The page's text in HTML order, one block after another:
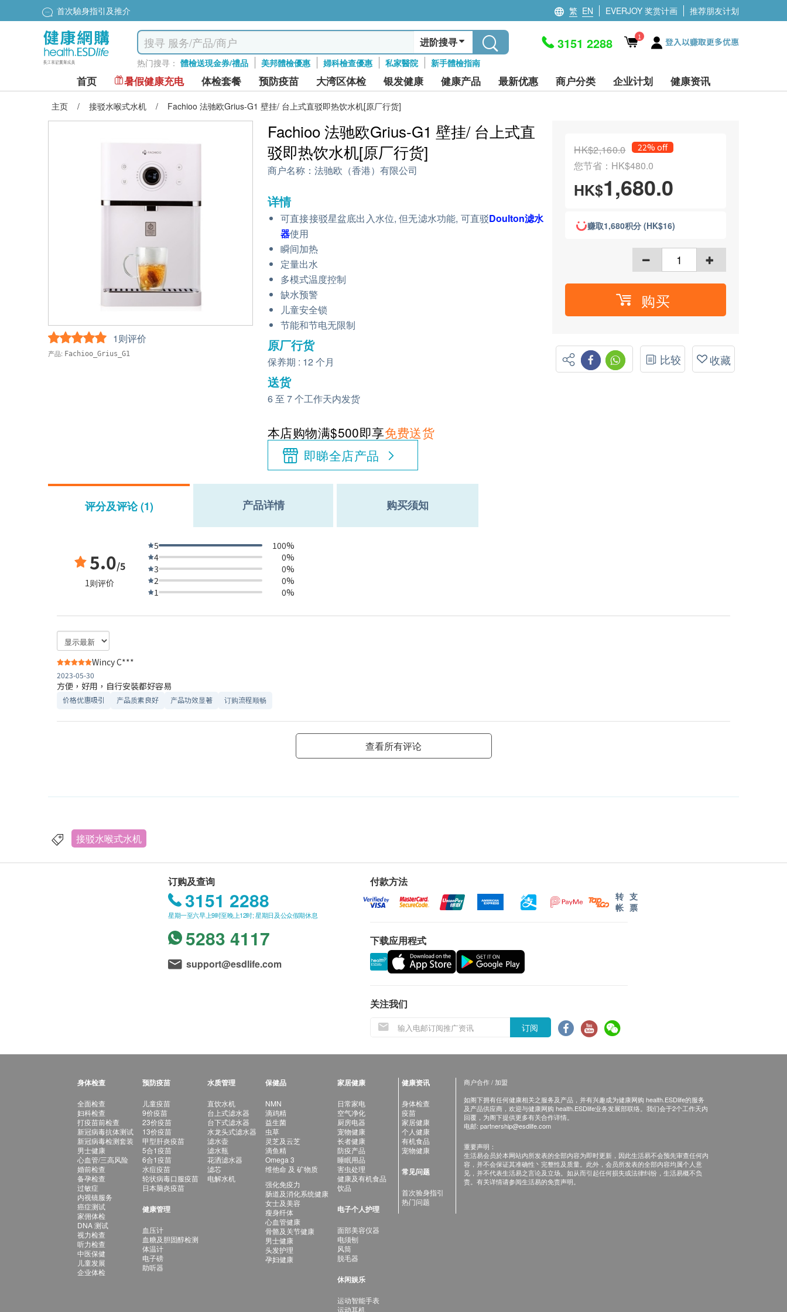
首次驗身指引及推介 繁 EN EVERJOY 奖赏计画 推荐朋友计划
进阶搜寻
热门搜寻： 體檢送現金券/禮品 美邦體檢優惠 婦科檢查優惠 私家醫院 新手體檢指南
3151 2288 1 登入以赚取更多优惠
首页 暑假健康充电 体检套餐 预防疫苗 大湾区体检 银发健康 健康产品 最新优惠 商户分类 企业计划 健康资讯
主页 / 接驳水喉式水机 / Fachioo 法驰欧Grius-G1 壁挂/ 台上式直驳即热饮水机[原厂行货]
1则评价
产品: Fachioo_Grius_G1
Fachioo 法驰欧Grius-G1 壁挂/ 台上式直
驳即热饮水机[原厂行货]
商户名称： 法驰欧（香港）有限公司
详情
可直接接驳星盆底出入水位, 但无滤水功能, 可直驳Doulton滤水
器使用
瞬间加热
定量出水
多模式温度控制
缺水预警
儿童安全锁
节能和节电无限制
原厂行货
保养期 : 12 个月
送货
6 至 7 个工作天内发货
本店购物满$500即享免费送货
即睇全店产品
HK$2,160.0 22% off
您节省：HK$480.0
HK$1,680.0
赚取1,680积分 (HK$16)
购买
比较 收藏
评分及评论 (1) 产品详情 购买须知
5.0/5
1则评价
5
100%
4
0%
3
0%
2
0%
1
0%
Wincy C***
2023-05-30
方便，好用，自行安裝都好容易
价格优惠吸引 产品质素良好 产品功效显著 订购流程顺畅
查看所有评论
接驳水喉式水机
订购及查询
3151 2288
星期一至六早上9时至晚上12时; 星期日及公众假期休息
5283 4117
support@esdlife.com
付款方法
转
帐
支
票
下载应用程式
关注我们
订阅
身体检查
全面检查
妇科检查
打疫苗前检查
新冠病毒抗体测试
新冠病毒检测套装
男士健康
心血管/三高风险
婚前检查
备孕检查
过敏症
内视镜服务
癌症测试
家佣体检
DNA 测试
视力检查
听力检查
中医保健
儿童发展
企业体检
预防疫苗
儿童疫苗
9价疫苗
23价疫苗
13价疫苗
甲型肝炎疫苗
5合1疫苗
6合1疫苗
水痘疫苗
轮状病毒口服疫苗
日本脑炎疫苗
健康管理
血压计
血糖及胆固醇检测
体温计
电子磅
助听器
水质管理
直饮水机
台上式滤水器
台下式滤水器
水龙头式滤水器
滤水壶
滤水瓶
花洒滤水器
滤芯
电解水机
保健品
NMN
滴鸡精
益生菌
虫草
灵芝及云芝
滴鱼精
Omega 3
维他命 及 矿物质
强化免疫力
肠道及消化系统健康
女士及美容
瘦身纤体
心血管健康
骨骼及关节健康
男士健康
头发护理
孕妇健康
家居健康
日常家电
空气净化
厨房电器
宠物健康
长者健康
防疫产品
睡眠用品
害虫处理
健康及有机食品
饮品
电子个人护理
面部美容仪器
电须刨
风筒
脱毛器
休闲娱乐
运动智能手表
运动耳机
健康资讯
身体检查
疫苗
家居健康
个人健康
有机食品
宠物健康
常见问题
首次验身指引
热门问题
商户合作 / 加盟
如阁下拥有任何健康相关之服务及产品，并有兴趣成为健康网购 health.ESDlife的服务
及产品供应商，欢迎与健康网购 health.ESDlife业务发展部联络。我们会于2个工作天内
回覆，为阁下提供更多有关合作详情。
电邮: partnership@esdlife.com
重要声明：
生活易会员於本网站内所发表的全部内容为即时更新，因此生活易不会预先审查任何内
容，并不会保证其准确性丶完整性及质量。此外，会员所发表的全部内容均属个人意
见，并不代表生活易之言论及立场。如从而引起任何损失或法律纠纷，生活易概不负
责。有关详情请参阅生活易的免责声明。